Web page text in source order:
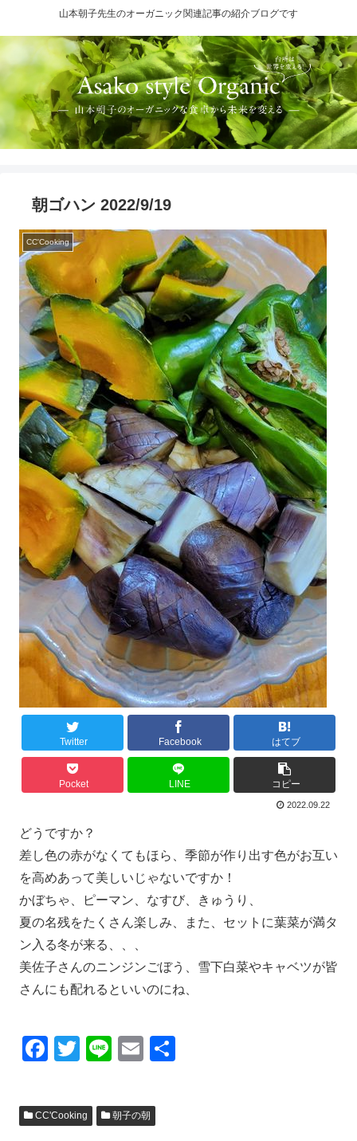
山本朝子先生のオーガニック関連記事の紹介ブログです
朝ゴハン 2022/9/19
CC'Cooking
Twitter Facebook はてブ
Pocket LINE コピー
2022.09.22
どうですか？
差し色の赤がなくてもほら、季節が作り出す色がお互い
を高めあって美しいじゃないですか！
かぼちゃ、ピーマン、なすび、きゅうり、
夏の名残をたくさん楽しみ、また、セットに葉菜が満タ
ン入る冬が来る、、、
美佐子さんのニンジンごぼう、雪下白菜やキャベツが皆
さんにも配れるといいのにね、
F
c
e
T
tt
er
Li
e
E
ail
CC'Cooking 朝子の朝